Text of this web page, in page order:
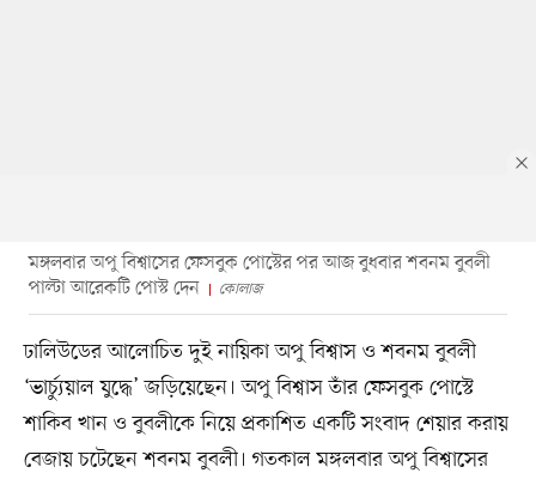
মঙ্গলবার অপু বিশ্বাসের ফেসবুক পোস্টের পর আজ বুধবার শবনম বুবলী
পাল্টা আরেকটি পোস্ট দেন
কোলাজ
ঢালিউডের আলোচিত দুই নায়িকা অপু বিশ্বাস ও শবনম বুবলী
‘ভার্চ্যুয়াল যুদ্ধে’ জড়িয়েছেন। অপু বিশ্বাস তাঁর ফেসবুক পোস্টে
শাকিব খান ও বুবলীকে নিয়ে প্রকাশিত একটি সংবাদ শেয়ার করায়
বেজায় চটেছেন শবনম বুবলী। গতকাল মঙ্গলবার অপু বিশ্বাসের